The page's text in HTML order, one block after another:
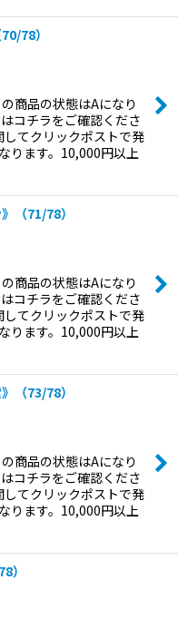
78）
商品の状態はAになり
コチラをご確認くださ
てクリックポストで発
ります。10,000円以上
（71/78）
商品の状態はAになり
コチラをご確認くださ
てクリックポストで発
ります。10,000円以上
（73/78）
商品の状態はAになり
コチラをご確認くださ
てクリックポストで発
ります。10,000円以上
）